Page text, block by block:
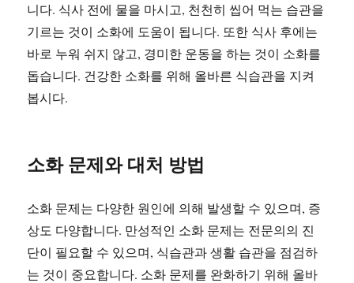
니다. 식사 전에 물을 마시고, 천천히 씹어 먹는 습관을
기르는 것이 소화에 도움이 됩니다. 또한 식사 후에는
바로 누워 쉬지 않고, 경미한 운동을 하는 것이 소화를
돕습니다. 건강한 소화를 위해 올바른 식습관을 지켜
봅시다.
소화 문제와 대처 방법
소화 문제는 다양한 원인에 의해 발생할 수 있으며, 증
상도 다양합니다. 만성적인 소화 문제는 전문의의 진
단이 필요할 수 있으며, 식습관과 생활 습관을 점검하
는 것이 중요합니다. 소화 문제를 완화하기 위해 올바